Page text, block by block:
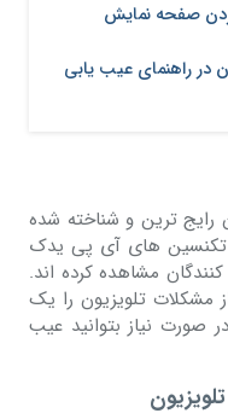
صفحه نمایش
راهنمای عیب یابی
رایج ترین و شناخته شده
تکنسین های آی پی یدک
مشاهده کرده اند.
ادامه این 8 عنوان از مشکلات تلویزیون را یک
صورت نیاز بتوانید عیب